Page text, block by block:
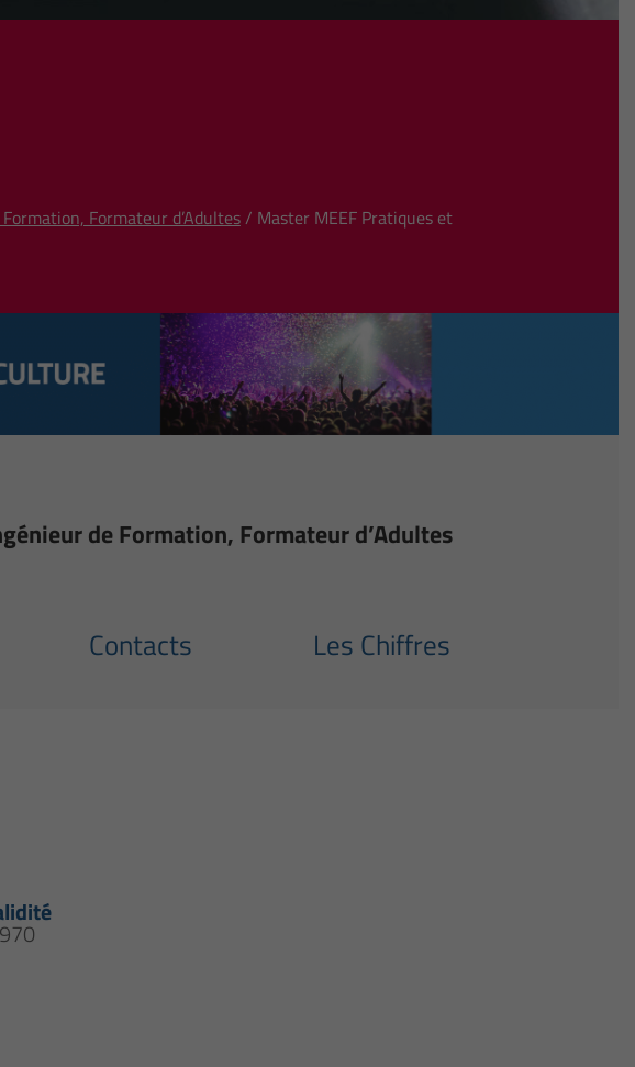
Formateur d’Adultes/ Master MEEF Pratiques et
de Formation, Formateur d’Adultes
Contacts Les Chiffres